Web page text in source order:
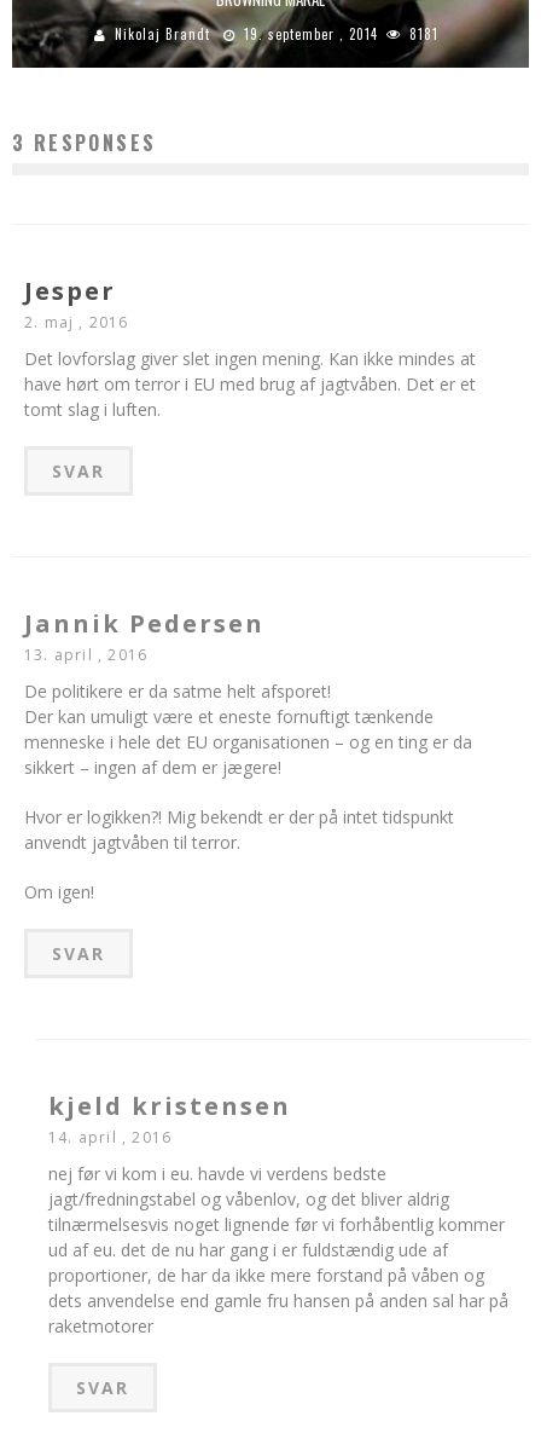
Nikolaj Brandt 19. september , 2014 8181
3 RESPONSES
Jesper
2. maj , 2016
Det lovforslag giver slet ingen mening. Kan ikke mindes at
have hørt om terror i EU med brug af jagtvåben. Det er et
tomt slag i luften.
SVAR
Jannik Pedersen
13. april , 2016
De politikere er da satme helt afsporet!
Der kan umuligt være et eneste fornuftigt tænkende
menneske i hele det EU organisationen – og en ting er da
sikkert – ingen af dem er jægere!
Hvor er logikken?! Mig bekendt er der på intet tidspunkt
anvendt jagtvåben til terror.
Om igen!
SVAR
kjeld kristensen
14. april , 2016
nej før vi kom i eu. havde vi verdens bedste
jagt/fredningstabel og våbenlov, og det bliver aldrig
tilnærmelsesvis noget lignende før vi forhåbentlig kommer
ud af eu. det de nu har gang i er fuldstændig ude af
proportioner, de har da ikke mere forstand på våben og
dets anvendelse end gamle fru hansen på anden sal har på
raketmotorer
SVAR